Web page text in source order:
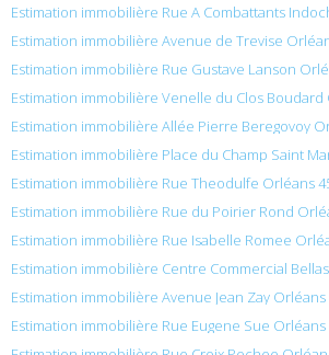
Estimation immobilière Rue A Combattants
Estimation immobilière Avenue de Trevise
Estimation immobilière Rue Gustave Lanson
Estimation immobilière Venelle du Clos Boudard
Estimation immobilière Allée Pierre Beregovoy
Estimation immobilière Place du Champ Saint
Estimation immobilière Rue Theodulfe Orléans
Estimation immobilière Rue du Poirier Rond
Estimation immobilière Rue Isabelle Romee
Estimation immobilière Centre Commercial
Estimation immobilière Avenue Jean Zay Orléans
Estimation immobilière Rue Eugene Sue Orléans